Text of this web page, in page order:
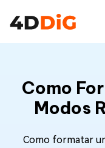
Como
Modos
Como formatar